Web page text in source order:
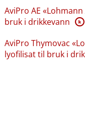
AviPro AE
bruk i drikkevann K
AviPro Thymovac
lyofilisat til bruk i